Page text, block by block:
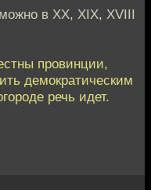
в ХХ, XIX, XVIII
провинции,
демократическим
речь идет.